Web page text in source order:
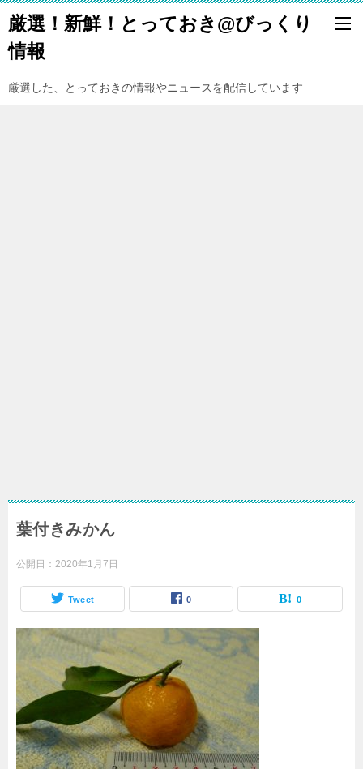
厳選！新鮮！とっておき@びっくり
情報
厳選した、とっておきの情報やニュースを配信しています
葉付きみかん
公開日： 2020年1月7日
Tweet 0 0